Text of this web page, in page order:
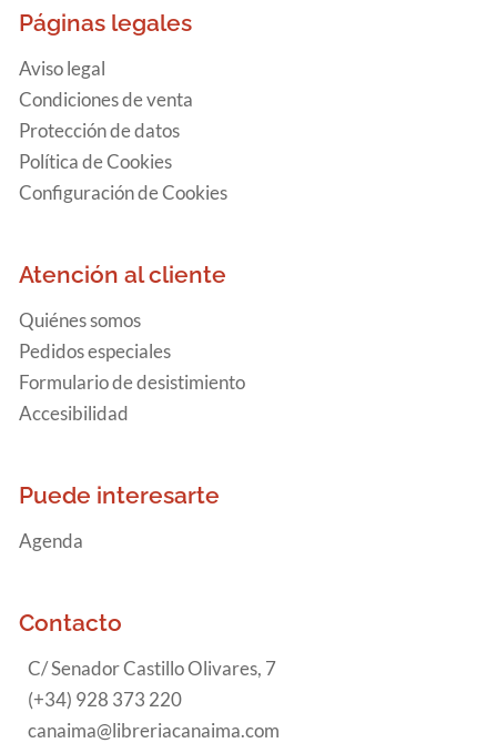
Páginas legales
Aviso legal
Condiciones de venta
Protección de datos
Política de Cookies
Configuración de Cookies
Atención al cliente
Quiénes somos
Pedidos especiales
Formulario de desistimiento
Accesibilidad
Puede interesarte
Agenda
Contacto
C/ Senador Castillo Olivares, 7
(+34) 928 373 220
canaima@libreriacanaima.com